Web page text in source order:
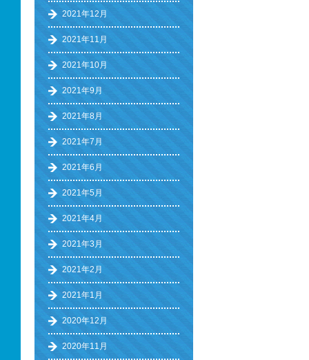
2021年12月
2021年11月
2021年10月
2021年9月
2021年8月
2021年7月
2021年6月
2021年5月
2021年4月
2021年3月
2021年2月
2021年1月
2020年12月
2020年11月